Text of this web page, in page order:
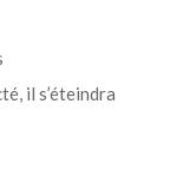
il s’éteindra